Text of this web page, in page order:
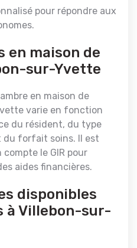
pour répondre aux
en maison de
sur-Yvette
en maison de
varie en fonction
du résident, du type
du forfait soins. Il est
le GIR pour
aides financières.
disponibles
à Villebon-sur-